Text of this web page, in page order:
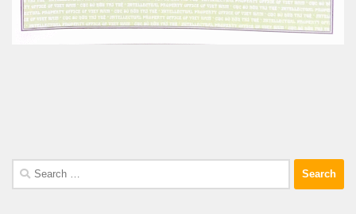
Search
for: